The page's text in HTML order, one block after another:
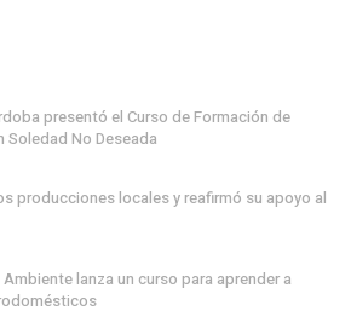
presentó el Curso de Formación de
Soledad No Deseada
producciones locales y reafirmó su apoyo al
lanza un curso para aprender a